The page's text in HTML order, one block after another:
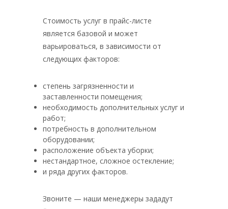
Стоимость услуг в прайс-листе
является базовой и может
варьироваться, в зависимости от
следующих факторов:
степень загрязненности и
заставленности помещения;
необходимость дополнительных услуг и
работ;
потребность в дополнительном
оборудовании;
расположение объекта уборки;
нестандартное, сложное остекление;
и ряда других факторов.
Звоните — наши менеджеры зададут